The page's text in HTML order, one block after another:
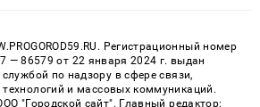
Регистрационный номер
86579 от 22 января 2024 г. выдан
по надзору в сфере связи,
и массовых коммуникаций.
"Городской сайт". Главный редактор: